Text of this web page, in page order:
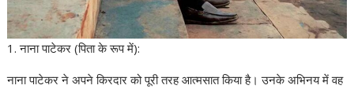
1. नाना पाटेकर (पिता के रूप में):
नाना पाटेकर ने अपने किरदार को पूरी तरह आत्मसात किया है। उनके अभिनय में वह